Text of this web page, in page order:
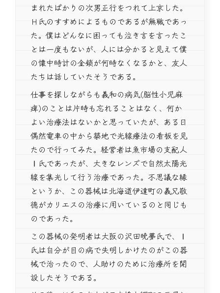
まれたばかりの次男正行をつれて上京した。
Ｈ氏のすすめによるものであるが無職であっ
た。僕はどんなに困っても泣き言を言ったこ
とは一度もないが、人には分かると見えて僕
の懐中時計の金鎖が何時なくなるかと、友人
たちは話していたそうである。
仕事を探しながらも義和の病気(脳性小児麻
痺)のことは片時も忘れることはなく、何か
よい治療法はないかと思っていたが、ある日
偶然電車の中から築地で光線療法の看板を見
たので行ってみた。経営者は魚市場の支配人
Ⅰ氏であったが、大きなレンズで自然太陽光
線を集光して行う治療であった。不思議な縁
というか、この器械は北海道伊達町の義兄敬
徳がカリエスの治療に用いているのと同じも
のであった。
この器械の発明者は大阪の沢田暁夢氏で、Ⅰ
氏は自分が目の病で失明しかけたのがこの器
械で治ったので、人助けのために治療所を開
設したそうである。